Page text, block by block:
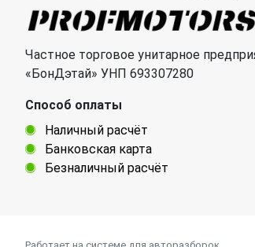
Частное торговое унитарное
«БонДэтай» УНП 693307280
Способ оплаты
Наличный расчёт
Банковская карта
Безналичный расчёт
Работает на системе для авторазборок